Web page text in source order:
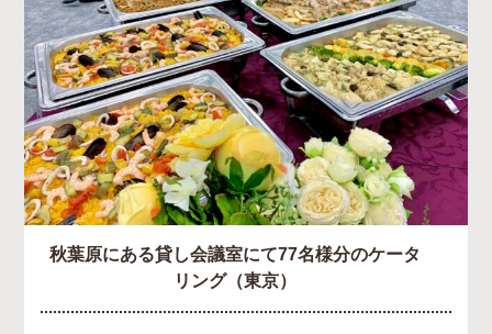
秋葉原にある貸し会議室にて77名様分のケータ
リング（東京）